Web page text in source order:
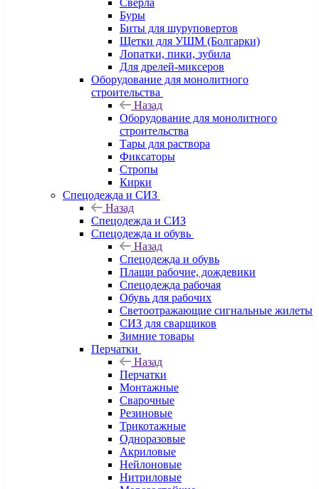
Сверла
Буры
Биты для шуруповертов
Щетки для УШМ (Болгарки)
Лопатки, пики, зубила
Для дрелей-миксеров
Оборудование для монолитного
строительства
Назад
Оборудование для монолитного
строительства
Тары для раствора
Фиксаторы
Стропы
Кирки
Спецодежда и СИЗ
Назад
Спецодежда и СИЗ
Спецодежда и обувь
Назад
Спецодежда и обувь
Плащи рабочие, дождевики
Спецодежда рабочая
Обувь для рабочих
Светоотражающие сигнальные жилеты
СИЗ для сварщиков
Зимние товары
Перчатки
Назад
Перчатки
Монтажные
Сварочные
Резиновые
Трикотажные
Одноразовые
Акриловые
Нейлоновые
Нитриловые